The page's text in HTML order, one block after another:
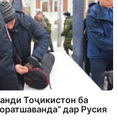
Тоҷикистон ба
дар Русия